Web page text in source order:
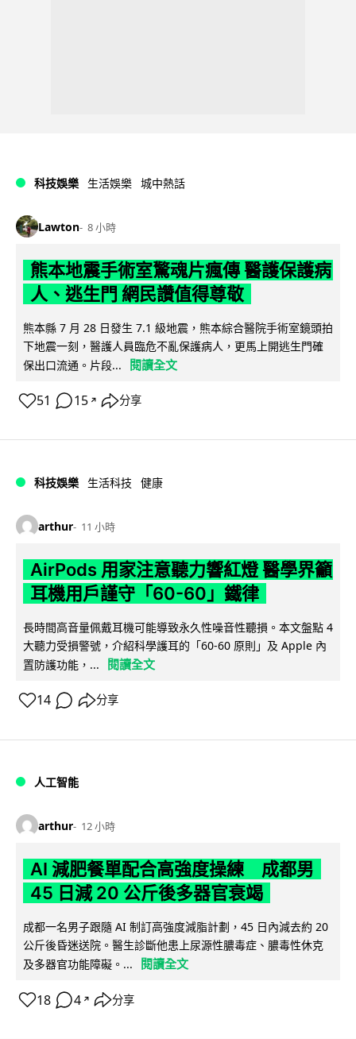
科技娛樂 生活娛樂 城中熱話
Lawton 8 小時
熊本地震手術室驚魂片瘋傳 醫護保護病
人、逃生門 網民讚值得尊敬
熊本縣 7 月 28 日發生 7.1 級地震，熊本綜合醫院手術室鏡頭拍
下地震一刻，醫護人員臨危不亂保護病人，更馬上開逃生門確
保出口流通。片段...
閱讀全文
51 15 ↗ 分享
科技娛樂 生活科技 健康
arthur 11 小時
AirPods 用家注意聽力響紅燈 醫學界籲
耳機用戶謹守「60-60」鐵律
長時間高音量佩戴耳機可能導致永久性噪音性聽損。本文盤點 4
大聽力受損警號，介紹科學護耳的「60-60 原則」及 Apple 內
置防護功能，...
閱讀全文
14 分享
人工智能
arthur 12 小時
AI 減肥餐單配合高強度操練 成都男
45 日減 20 公斤後多器官衰竭
成都一名男子跟隨 AI 制訂高強度減脂計劃，45 日內減去約 20
公斤後昏迷送院。醫生診斷他患上尿源性膿毒症、膿毒性休克
及多器官功能障礙。...
閱讀全文
18 4 ↗ 分享